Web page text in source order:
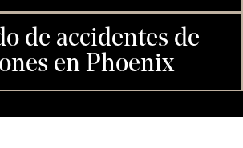
de accidentes de
en Phoenix